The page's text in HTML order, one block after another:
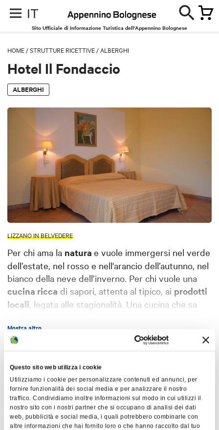
Questo sito web utilizza i cookie
Utilizziamo i cookie per personalizzare contenuti ed annunci, per
fornire funzionalità dei social media e per analizzare il nostro
traffico. Condividiamo inoltre informazioni sul modo in cui utilizzi il
nostro sito con i nostri partner che si occupano di analisi dei dati
web, pubblicità e social media, i quali potrebbero combinarle con
altre informazioni che hai fornito loro o che hanno raccolto dal tuo
IT
Sito Ufficiale di Informazione Turistica dell'Appennino Bolognese
HOME /STRUTTURE RICETTIVE /ALBERGHI
Hotel Il Fondaccio
ALBERGHI
LIZZANO IN BELVEDERE
Per chi ama la natura e vuole immergersi nel verde
dell’estate, nel rosso e nell'arancio dell’autunno, nel
bianco della neve dell’inverno. Per chi vuole una
cucina ricca di sapori, attenta al tipico, ai prodotti
locali , legata alle stagionalità. Una cucina che sa
marmellate casalinghe con i frutti del nostro
sottobosco. Il nostro è un piccolo hotel a gestione
familiare, situato nel centro di Lizzano in Belvedere,
in piena zona di tutela storica. Ristrutturato
recentemente per rispondere alle moderne
necessità di confort, ha mantenuto però inalterate
tutte le caratteristiche architettoniche che lo
legano al contesto in cui è inserito.
Mostra altro
Mappa
+
−